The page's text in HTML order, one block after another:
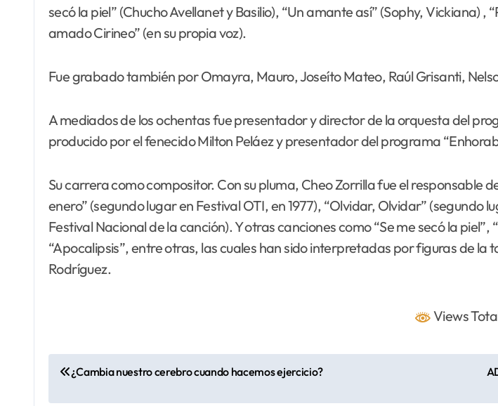
secó la piel” (Chucho Avellanet y Basilio), “Un amante así” (Sophy, Vickiana)
amado Cirineo” (en su propia voz).
Fue grabado también por Omayra, Mauro, Joseíto Mateo, Raúl Grisanti,
A mediados de los ochentas fue presentador y director de la orquesta del
producido por el fenecido Milton Peláez y presentador del programa
Su carrera como compositor. Con su pluma, Cheo Zorrilla fue el responsable
enero” (segundo lugar en Festival OTI, en 1977), “Olvidar, Olvidar” (segundo
Festival Nacional de la canción). Y otras canciones como “Se me secó la
“Apocalipsis”, entre otras, las cuales han sido interpretadas por figuras de la
Rodríguez.
Views
N
a
¿Cambia nuestro cerebro cuando hacemos ejercicio?